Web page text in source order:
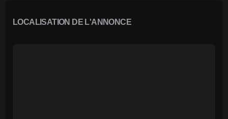
LOCALISATION DE L'ANNONCE